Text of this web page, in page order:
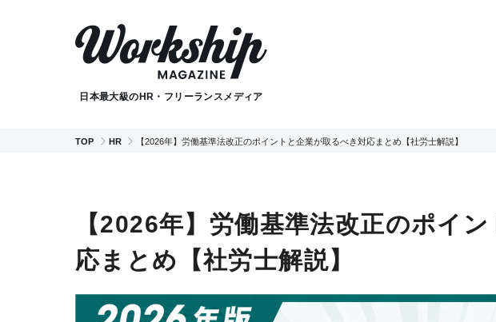
日本最大級のHR・フリーランスメディア
TOP HR 【2026年】労働基準法改正のポイントと企業が取るべき対応まとめ【社労士解説】
【2026年】労働基準法改正のポイ
応まとめ【社労士解説】